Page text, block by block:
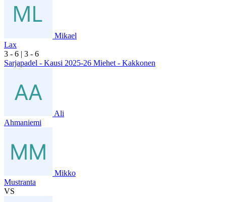
Mikael
Lax
3 - 6 | 3 - 6
Sarjapadel - Kausi 2025-26 Miehet - Kakkonen
Ali
Ahmaniemi
Mikko
Mustranta
VS